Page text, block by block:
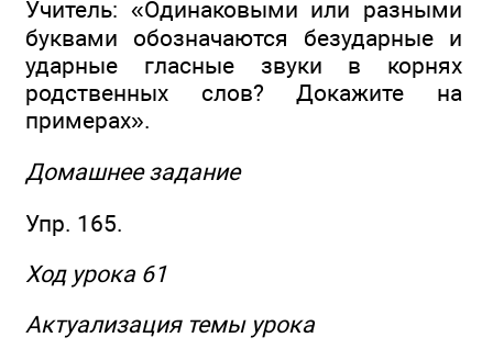
Учитель: «Одинаковыми или разными
буквами обозначаются безударные и
ударные гласные звуки в корнях
родственных слов? Докажите на
примерах».
Домашнее задание
Упр. 165.
Ход урока 61
Актуализация темы урока